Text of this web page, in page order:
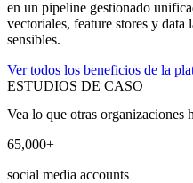
en un pipeline gestionado
vectoriales, feature stores y data
sensibles.
Ver todos los beneficios de la
ESTUDIOS DE CASO
Vea lo que otras organizaciones
65,000+
social media accounts